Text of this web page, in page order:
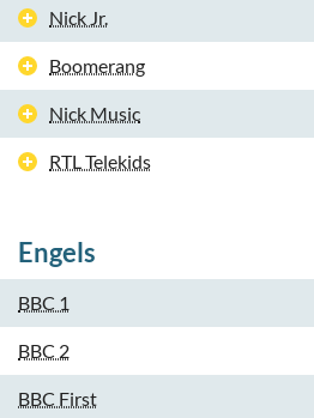
Nick Jr.
Boomerang
Nick Music
RTL Telekids
Engels
BBC 1
BBC 2
BBC First